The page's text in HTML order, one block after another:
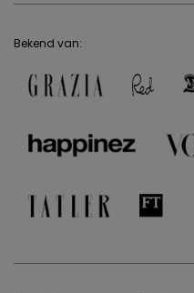
Bekend van: